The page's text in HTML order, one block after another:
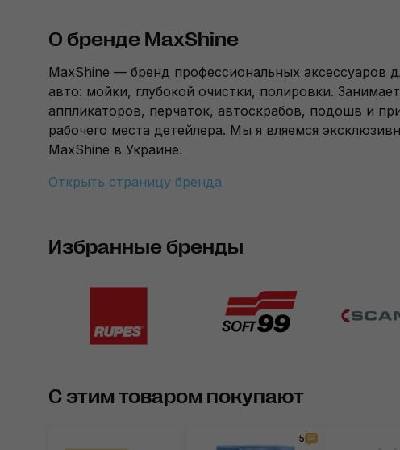
О бренде MaxShine
MaxShine — бренд профессиональных аксессуаров
авто: мойки, глубокой очистки, полировки.
аппликаторов, перчаток, автоскрабов, подошв и
рабочего места детейлера. Мы я вляемся
MaxShine в Украине.
Открыть страницу бренда
Избранные бренды
С этим товаром покупают
5